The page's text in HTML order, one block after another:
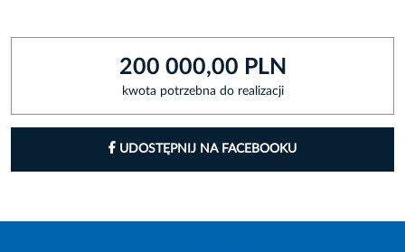
200 000,00 PLN
kwota potrzebna do realizacji
UDOSTĘPNIJ NA FACEBOOKU